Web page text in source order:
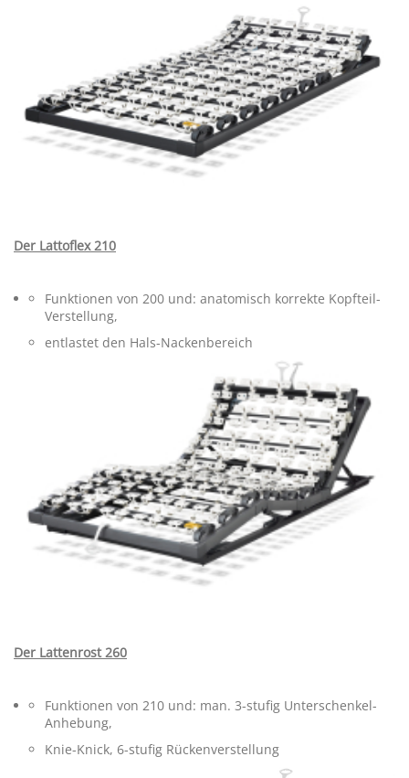
Bettwäsche
Bezüge Smartsleeve
Bezüge Formesse
Bezüge Kneer
GUTSCHEINE
Der Lattoflex 210
Funktionen von 200 und: anatomisch korrekte Kopfteil-
Verstellung,
entlastet den Hals-Nackenbereich
Der Lattenrost 260
Funktionen von 210 und: man. 3-stufig Unterschenkel-
Anhebung,
Knie-Knick, 6-stufig Rückenverstellung